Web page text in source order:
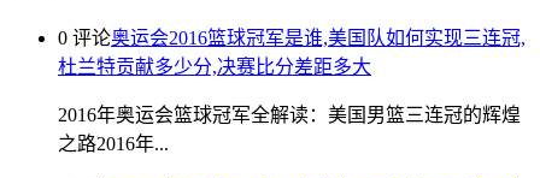
0 评论奥运会2016篮球冠军是谁,美国队如何实现三连冠,
杜兰特贡献多少分,决赛比分差距多大
2016年奥运会篮球冠军全解读：美国男篮三连冠的辉煌
之路2016年...